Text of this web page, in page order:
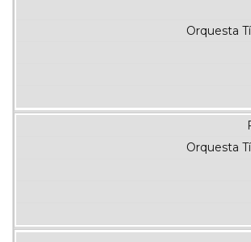
Orquesta
Orquesta